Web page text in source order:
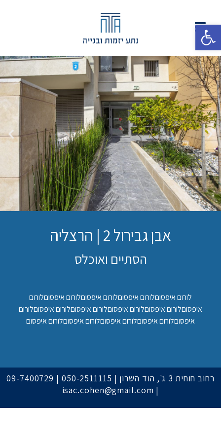
פתח סרגל נגישות
אבן גבירול 2 | הרצליה
הסתיים ואוכלס
לורום איפסוםלורום איפסוםלורום איפסוםלורום איפסוםלורום
איפסוםלורום איפסוםלורום איפסוםלורום איפסוםלורום איפסוםלורום
איפסוםלורום איפסוםלורום איפסוםלורום איפסוםלורום איפסום
רחוב חוחית 3 ג', הוד השרון | 050-2511115
|
09-7400729
|
isac.cohen@gmail.com